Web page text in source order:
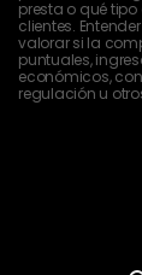
presta o qué
clientes.
valorar si la
puntuales,
económicos,
regulación u